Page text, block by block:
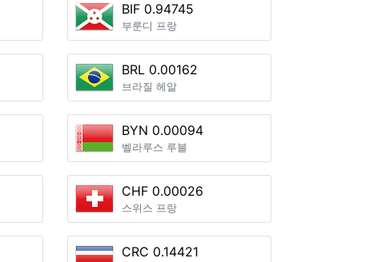
BIF 0.94745
부룬디 프랑
BRL 0.00162
브라질 헤알
BYN 0.00094
벨라루스 루블
CHF 0.00026
스위스 프랑
CRC 0.14421